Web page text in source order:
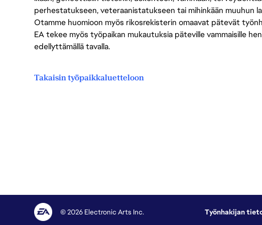
perhestatukseen, veteraanistatukseen tai mihinkään muuhun
Otamme huomioon myös rikosrekisterin omaavat pätevät
EA tekee myös työpaikan mukautuksia päteville vammaisille
edellyttämällä tavalla.
Takaisin työpaikkaluetteloon
© 2026 Electronic Arts Inc. Työnhakijan